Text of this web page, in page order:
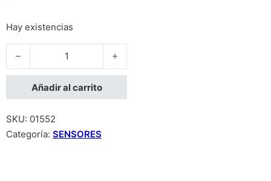
Hay existencias
Cámara OV7670 para Arduino cantidad
Añadir al carrito
SKU: 01552
Categoría: SENSORES